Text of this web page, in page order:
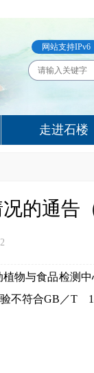
网站支持IPv6
走进石楼
的通告（
植物与食品检测中
不符合GB ／T